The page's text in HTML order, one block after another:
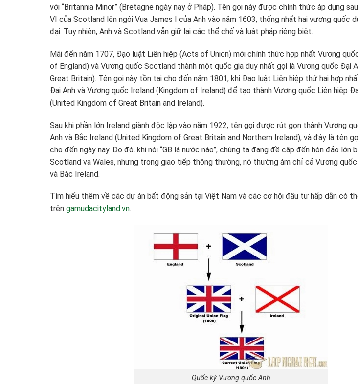
với “Britannia Minor” (Bretagne ngày nay ở Pháp). Tên gọi này được chính thức áp dụng
VI của Scotland lên ngôi Vua James I của Anh vào năm 1603, thống nhất hai vương quốc
đại. Tuy nhiên, Anh và Scotland vẫn giữ lại các thể chế và luật pháp riêng biệt.
Mãi đến năm 1707, Đạo luật Liên hiệp (Acts of Union) mới chính thức hợp nhất Vương
of England) và Vương quốc Scotland thành một quốc gia duy nhất gọi là Vương quốc Đại
Great Britain). Tên gọi này tồn tại cho đến năm 1801, khi Đạo luật Liên hiệp thứ hai hợp
Đại Anh và Vương quốc Ireland (Kingdom of Ireland) để tạo thành Vương quốc Liên hiệp
(United Kingdom of Great Britain and Ireland).
Sau khi phần lớn Ireland giành độc lập vào năm 1922, tên gọi được rút gọn thành Vương
Anh và Bắc Ireland (United Kingdom of Great Britain and Northern Ireland), và đây là tên
cho đến ngày nay. Do đó, khi nói “GB là nước nào”, chúng ta đang đề cập đến hòn đảo lớn
Scotland và Wales, nhưng trong giao tiếp thông thường, nó thường ám chỉ cả Vương quốc
và Bắc Ireland.
Tìm hiểu thêm về các dự án bất động sản tại Việt Nam và các cơ hội đầu tư hấp dẫn có
trên gamudacityland.vn.
Quốc kỳ Vương quốc Anh